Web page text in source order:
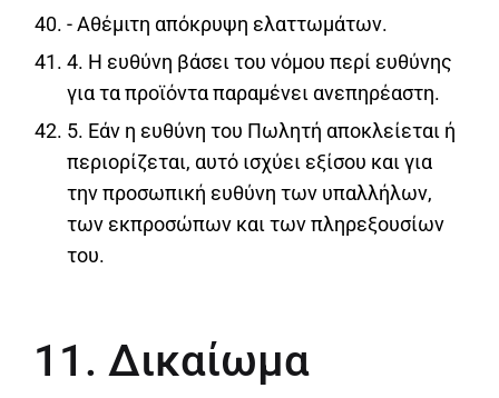
- Αθέμιτη απόκρυψη ελαττωμάτων.
4. Η ευθύνη βάσει του νόμου περί ευθύνης
για τα προϊόντα παραμένει ανεπηρέαστη.
5. Εάν η ευθύνη του Πωλητή αποκλείεται ή
περιορίζεται, αυτό ισχύει εξίσου και για
την προσωπική ευθύνη των υπαλλήλων,
των εκπροσώπων και των πληρεξουσίων
του.
11. Δικαίωμα